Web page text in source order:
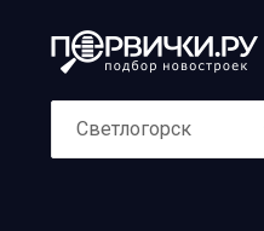
Светлогорск